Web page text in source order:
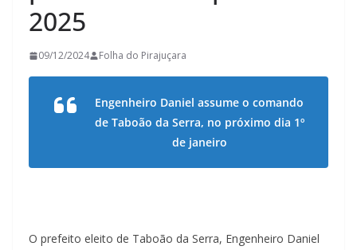
2025
09/12/2024 Folha do Pirajuçara
Engenheiro Daniel assume o comando
de Taboão da Serra, no próximo dia 1º
de janeiro
O prefeito eleito de Taboão da Serra, Engenheiro Daniel